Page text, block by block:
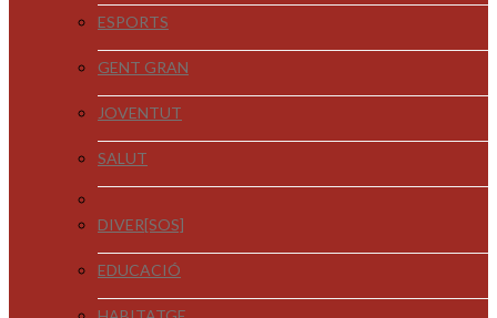
ESPORTS
GENT GRAN
JOVENTUT
SALUT
DIVER[SOS]
EDUCACIÓ